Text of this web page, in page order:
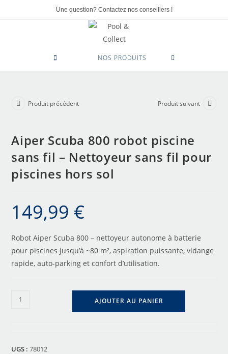
Une question? Contactez nos conseillers !
NOS PRODUITS
Produit précédent Produit suivant
Aiper Scuba 800 robot piscine
sans fil – Nettoyeur sans fil pour
piscines hors sol
149,99 €
Robot Aiper Scuba 800 – nettoyeur autonome à batterie
pour piscines jusqu’à ~80 m², aspiration puissante, vidange
rapide, auto-parking et confort d’utilisation.
AJOUTER AU PANIER
UGS :78012